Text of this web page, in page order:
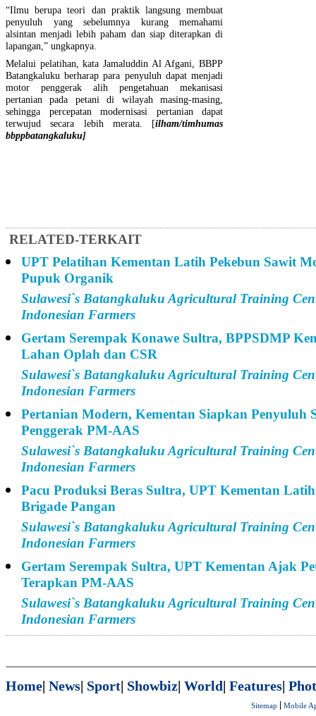
“Ilmu berupa teori dan praktik langsung membuat
penyuluh yang sebelumnya kurang memahami
alsintan menjadi lebih paham dan siap diterapkan di
lapangan,” ungkapnya.
Melalui pelatihan, kata Jamaluddin Al Afgani, BBPP
Batangkaluku berharap para penyuluh dapat menjadi
motor penggerak alih pengetahuan mekanisasi
pertanian pada petani di wilayah masing-masing,
sehingga percepatan modernisasi pertanian dapat
terwujud secara lebih merata. [ilham/timhumas
bbppbatangkaluku]
RELATED-TERKAIT
UPT Pelatihan Kementan Latih Pekebun Sawit
Pupuk Organik
Sulawesi`s Batangkaluku Agricultural Training
Indonesian Farmers
Gertam Serempak Konawe Sultra, BPPSDMP
Lahan Oplah dan CSR
Sulawesi`s Batangkaluku Agricultural Training
Indonesian Farmers
Pertanian Modern, Kementan Siapkan Penyuluh
Penggerak PM-AAS
Sulawesi`s Batangkaluku Agricultural Training
Indonesian Farmers
Pacu Produksi Beras Sultra, UPT Kementan Latih
Brigade Pangan
Sulawesi`s Batangkaluku Agricultural Training
Indonesian Farmers
Gertam Serempak Sultra, UPT Kementan Ajak
Terapkan PM-AAS
Sulawesi`s Batangkaluku Agricultural Training
Indonesian Farmers
Home| News| Sport| Showbiz| World| Features|
Sitemap Mobile